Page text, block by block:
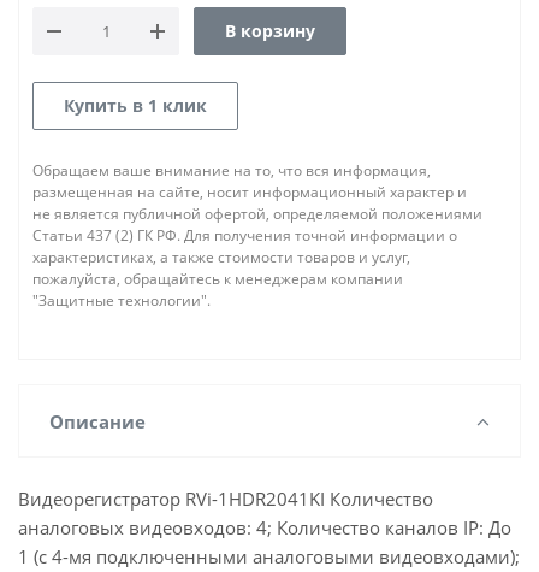
В корзину
Купить в 1 клик
Обращаем ваше внимание на то, что вся информация,
размещенная на сайте, носит информационный характер и
не является публичной офертой, определяемой положениями
Статьи 437 (2) ГК РФ. Для получения точной информации о
характеристиках, а также стоимости товаров и услуг,
пожалуйста, обращайтесь к менеджерам компании
"Защитные технологии".
Описание
Видеорегистратор RVi-1HDR2041KI Количество
аналоговых видеовходов: 4; Количество каналов IP: До
1 (с 4-мя подключенными аналоговыми видеовходами);